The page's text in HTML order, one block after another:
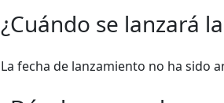
¿Cuándo se lanzará
La fecha de lanzamiento no ha sido